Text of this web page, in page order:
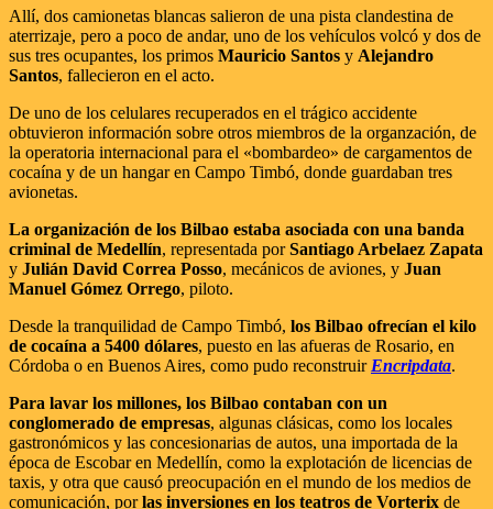
Allí, dos camionetas blancas salieron de una pista clandestina de
aterrizaje, pero a poco de andar, uno de los vehículos volcó y dos de
sus tres ocupantes, los primos Mauricio Santos y Alejandro
Santos, fallecieron en el acto.
De uno de los celulares recuperados en el trágico accidente
obtuvieron información sobre otros miembros de la organzación, de
la operatoria internacional para el «bombardeo» de cargamentos de
cocaína y de un hangar en Campo Timbó, donde guardaban tres
avionetas.
La organización de los Bilbao estaba asociada con una banda
criminal de Medellín, representada porSantiago Arbelaez Zapata
y Julián David Correa Posso, mecánicos de aviones, y Juan
Manuel Gómez Orrego, piloto.
Desde la tranquilidad de Campo Timbó, los Bilbao ofrecían el kilo
de cocaína a 5400 dólares, puesto en las afueras de Rosario, en
Córdoba o en Buenos Aires, como pudo reconstruir Encripdata.
Para lavar los millones, los Bilbao contaban con un
conglomerado de empresas, algunas clásicas, como los locales
gastronómicos y las concesionarias de autos, una importada de la
época de Escobar en Medellín, como la explotación de licencias de
taxis, y otra que causó preocupación en el mundo de los medios de
comunicación, porlas inversiones en los teatros de Vorterix de